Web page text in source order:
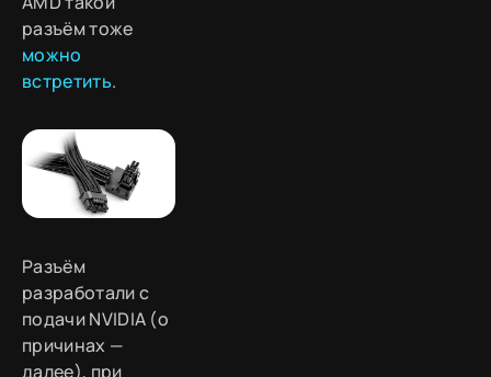
разъём тоже
можно
встретить.
Разъём
разработали с
подачи NVIDIA (о
причинах —
далее), при